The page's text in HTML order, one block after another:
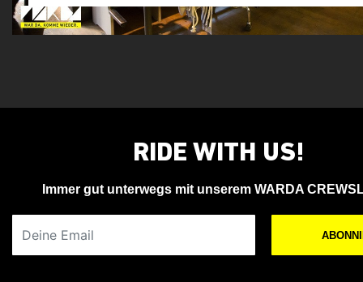
RIDE WITH US!
Immer gut unterwegs mit unserem WARDA